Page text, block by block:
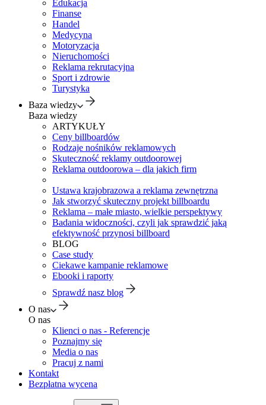
Edukacja
Finanse
Handel
Medycyna
Motoryzacja
Nieruchomości
Reklama rekrutacyjna
Sport i zdrowie
Turystyka
Baza wiedzy
Baza wiedzy
ARTYKUŁY
Ceny billboardów
Rodzaje nośników reklamowych
Skuteczność reklamy outdoorowej
Reklama outdoorowa – dla jakich firm
Ustawa krajobrazowa a reklama zewnętrzna
Jak stworzyć skuteczny projekt billboardu
Reklama – małe miasto, wielkie perspektywy
Badania widoczności, czyli jak sprawdzić jaką
efektywność przynosi billboard
BLOG
Case study
Ciekawe kampanie reklamowe
Ebooki i raporty
Sprawdź nasz blog
O nas
O nas
Klienci o nas - Referencje
Poznajmy się
Media o nas
Pracuj z nami
Kontakt
Bezpłatna wycena